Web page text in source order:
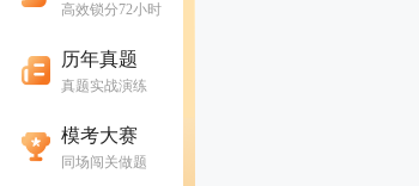
高效锁分72小时
历年真题
真题实战演练
模考大赛
同场闯关做题